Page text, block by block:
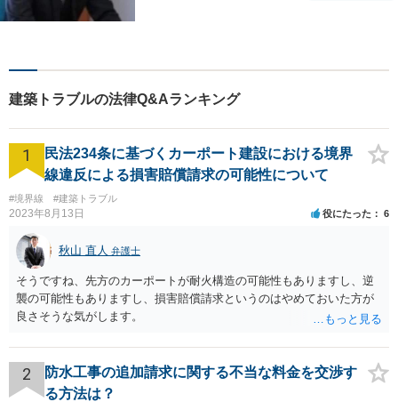
に、そして真剣に取り組みま
す。皆様が安心して相談でき
るような雰囲気づくりを行な
っています。
建築トラブルの法律Q&Aランキング
1
民法234条に基づくカーポート建設における境界
線違反による損害賠償請求の可能性について
#境界線 #建築トラブル
2023年8月13日 役にたった 6
秋山 直人 弁護士
そうですね、先方のカーポートが耐火構造の可能性もありますし、逆
襲の可能性もありますし、損害賠償請求というのはやめておいた方が
良さそうな気がします。
2
防水工事の追加請求に関する不当な料金を交渉す
る方法は？